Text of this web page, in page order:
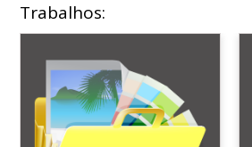
Trabalhos: